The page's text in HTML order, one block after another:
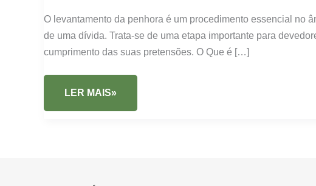
O levantamento da penhora é um procedimento essencial no
de uma dívida. Trata-se de uma etapa importante para
cumprimento das suas pretensões. O Que é […]
LEVANTAMENTO
PENHORA
LER MAIS»